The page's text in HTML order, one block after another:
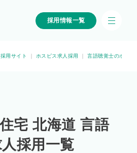
採用情報一覧
用サイト ホスピス求人採用 言語聴覚士のホスピ
宅 北海道 言語
採用一覧